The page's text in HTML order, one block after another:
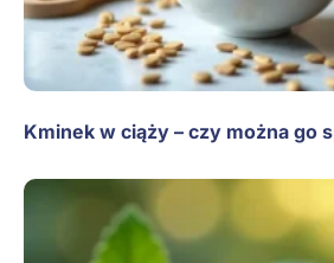
Kminek w ciąży – czy można go